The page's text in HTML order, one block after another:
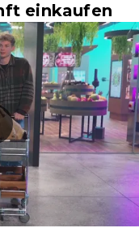
einkaufen